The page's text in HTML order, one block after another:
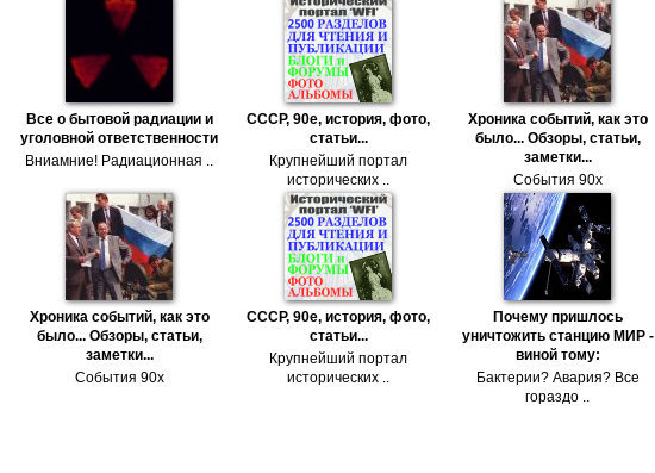
Все о бытовой радиации и
уголовной ответственности
Вниамние! Радиационная ..
СССР, 90е, история, фото,
статьи...
Крупнейший портал
исторических ..
Хроника событий, как это
было... Обзоры, статьи,
заметки...
События 90х
Хроника событий, как это
было... Обзоры, статьи,
заметки...
События 90х
СССР, 90е, история, фото,
статьи...
Крупнейший портал
исторических ..
Почему пришлось
уничтожить станцию МИР -
виной тому:
Бактерии? Авария? Все
гораздо ..